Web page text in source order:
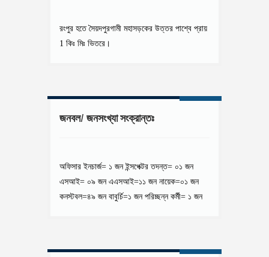
রংপুর হতে সৈয়দপুরগামী মহাসড়কের উত্তর পাশ্বে প্রায়
1 কিঃ মিঃ ভিতরে।
জনবল/ জনসংখ্যা সংক্রান্তঃ
অফিসার ইনচার্জ= ১ জন ইন্সপেক্টর তদন্ত= ০১ জন
এসআই= ০৯ জন এএসআই=১১ জন নায়েক=০১ জন
কনস্টবল=৪৯ জন বাবুর্চি=১ জন পরিচ্ছন্ন কর্মী= ১ জন